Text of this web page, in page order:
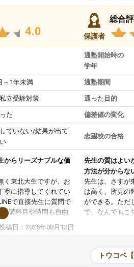
4.0
～1年未満
立受験対策
た
ていない/結果が出て
からリーズナブルな価
く東北大生ですが、お
寧に指導してくれてい
で直接先生に質問で
講科目や時間も自由
合った勉強ができると
相談みたいなのがあり
稿日：2025年08月13日
保護者
総合
通塾開始時の
学年
通塾期間
通った目的
偏差値の変化
志望校の合格
先生の質はよい
方法が分からな
先生は、さすが
は高く、所見の
ができる。ただ
で、なんでもこ
のだが、具体的
は、授業の先
いただいたが
範囲は限られ
トウコベ